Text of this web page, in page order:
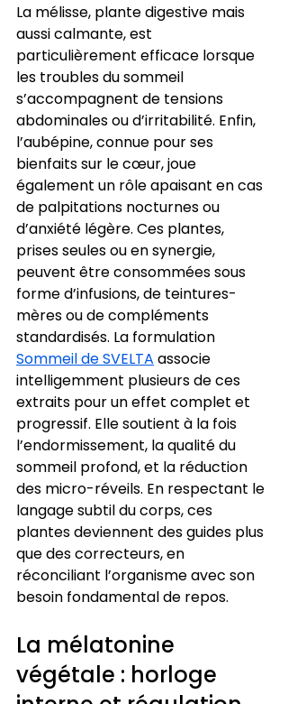
La mélisse, plante digestive mais
aussi calmante, est
particulièrement efficace lorsque
les troubles du sommeil
s’accompagnent de tensions
abdominales ou d’irritabilité. Enfin,
l’aubépine, connue pour ses
bienfaits sur le cœur, joue
également un rôle apaisant en cas
de palpitations nocturnes ou
d’anxiété légère. Ces plantes,
prises seules ou en synergie,
peuvent être consommées sous
forme d’infusions, de teintures-
mères ou de compléments
standardisés. La formulation
Sommeil de SVELTA associe
intelligemment plusieurs de ces
extraits pour un effet complet et
progressif. Elle soutient à la fois
l’endormissement, la qualité du
sommeil profond, et la réduction
des micro-réveils. En respectant le
langage subtil du corps, ces
plantes deviennent des guides plus
que des correcteurs, en
réconciliant l’organisme avec son
besoin fondamental de repos.
La mélatonine
végétale : horloge